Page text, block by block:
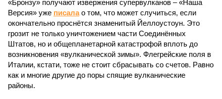
«Бронзу» получают извержения супервулканов – «Наша
Версия» уже писалао том, что может случиться, если
окончательно проснётся знаменитый Йеллоустоун. Это
грозит не только уничтожением части Соединённых
Штатов, но и общепланетарной катастрофой вплоть до
возникновения «вулканической зимы». Флегрейские поля в
Италии, кстати, тоже не стоит сбрасывать со счетов. Равно
как и многие другие до поры спящие вулканические
районы.